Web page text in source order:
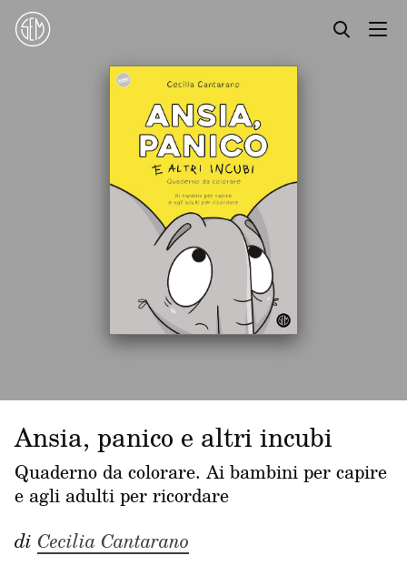
Ansia, panico e altri incubi
Quaderno da colorare. Ai bambini per capire
e agli adulti per ricordare
di Cecilia Cantarano